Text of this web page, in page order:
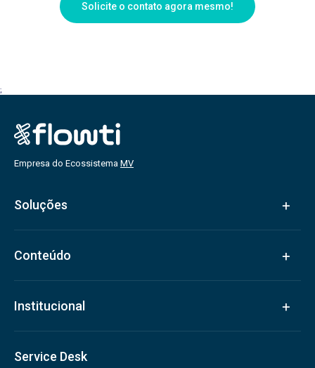
Solicite o contato agora mesmo!
;
Empresa do Ecossistema MV
Soluções
Conteúdo
Institucional
Service Desk